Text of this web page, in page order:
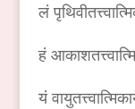
लं
हं
यं